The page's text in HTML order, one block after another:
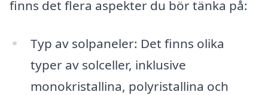
finns det flera aspekter du bör tänka på:
Typ av solpaneler: Det finns olika
typer av solceller, inklusive
monokristallina, polyristallina och